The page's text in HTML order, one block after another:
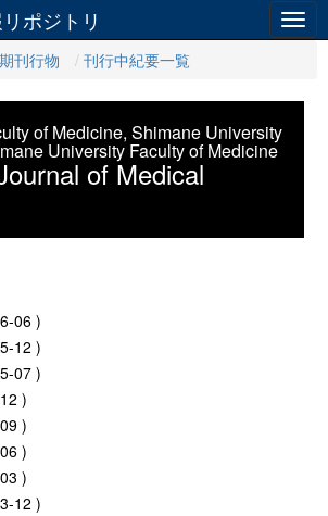
ポジトリ
刊行物 刊行中紀要一覧
of Medicine, Shimane University
University Faculty of Medicine
of Medical
06 )
12 )
07 )
)
)
)
)
12 )